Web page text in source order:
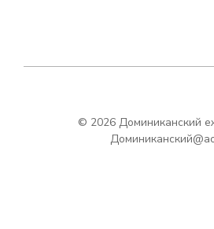
© 2026 Доминиканский